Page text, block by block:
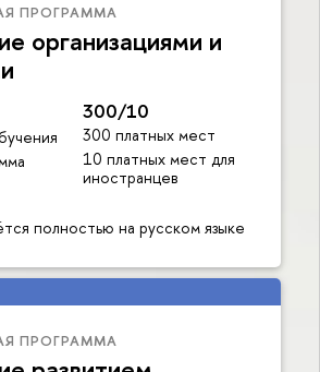
ПРОГРАММА
организациями и
300/10
300 платных мест
10 платных мест для
иностранцев
полностью на русском языке
ПРОГРАММА